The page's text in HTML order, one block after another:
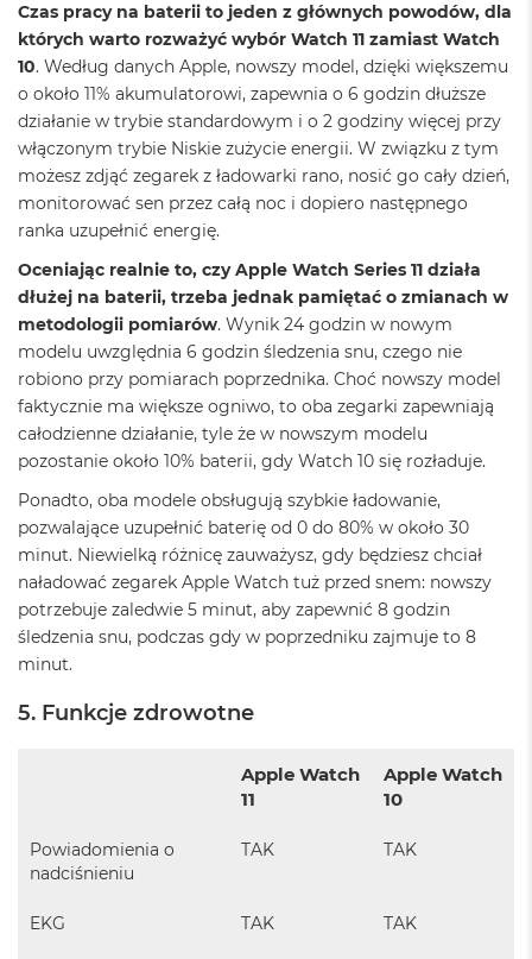
r
P
ó
ł
n
o
c
a
c
o
o
k
A
i
r
S
r
e
b
r
y
M
a
c
B
k
t
y
Czas pracy na baterii to jeden z głównych powodów, dla
których warto rozważyć wybór Watch 11 zamiast Watch
10. Według danych Apple, nowszy model, dzięki większemu
o około 11% akumulatorowi, zapewnia o 6 godzin dłuższe
działanie w trybie standardowym i o 2 godziny więcej przy
włączonym trybie Niskie zużycie energii. W związku z tym
możesz zdjąć zegarek z ładowarki rano, nosić go cały dzień,
monitorować sen przez całą noc i dopiero następnego
ranka uzupełnić energię.
Oceniając realnie to, czy Apple Watch Series 11 działa
dłużej na baterii, trzeba jednak pamiętać o zmianach w
metodologii pomiarów. Wynik 24 godzin w nowym
modelu uwzględnia 6 godzin śledzenia snu, czego nie
robiono przy pomiarach poprzednika. Choć nowszy model
faktycznie ma większe ogniwo, to oba zegarki zapewniają
całodzienne działanie, tyle że w nowszym modelu
pozostanie około 10% baterii, gdy Watch 10 się rozładuje.
Ponadto, oba modele obsługują szybkie ładowanie,
pozwalające uzupełnić baterię od 0 do 80% w około 30
minut. Niewielką różnicę zauważysz, gdy będziesz chciał
naładować zegarek Apple Watch tuż przed snem: nowszy
potrzebuje zaledwie 5 minut, aby zapewnić 8 godzin
śledzenia snu, podczas gdy w poprzedniku zajmuje to 8
minut.
5. Funkcje zdrowotne
Apple Watch
11
Apple Watch
10
Powiadomienia o
nadciśnieniu
TAK TAK
EKG TAK TAK